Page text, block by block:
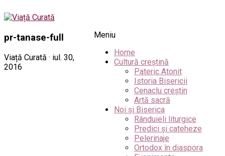
Meniu
Home
Cultură creștină
Pateric Atonit
Istoria Bisericii
Cenaclu creștin
Artă sacră
Noi și Biserica
Rânduieli liturgice
Predici și cateheze
Pelerinaje
Ortodox în diaspora
pr-tanase-full
Viață Curată · iul. 30,
2016